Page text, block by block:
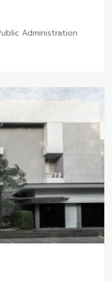
Administration